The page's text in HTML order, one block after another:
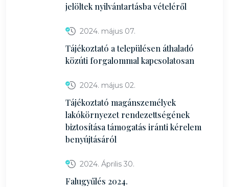
jelöltek nyilvántartásba vételéről
2024. május 07.
Tájékoztató a településen áthaladó
közúti forgalommal kapcsolatosan
2024. május 02.
Tájékoztató magánszemélyek
lakókörnyezet rendezettségének
biztosítása támogatás iránti kérelem
benyújtásáról
2024. Április 30.
Falugyűlés 2024.